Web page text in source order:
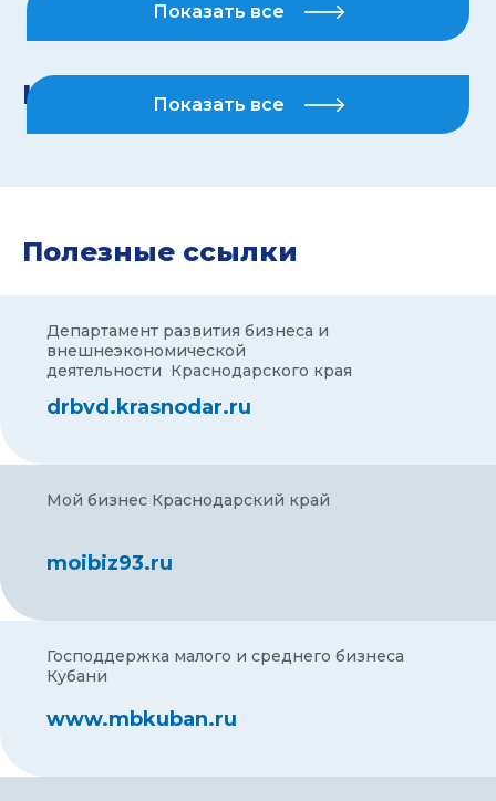
Показать все
Национальные проекты
Показать все
Полезные ссылки
Департамент развития бизнеса и
внешнеэкономической
деятельности Краснодарского края
drbvd.krasnodar.ru
Мой бизнес Краснодарский край
moibiz93.ru
Господдержка малого и среднего бизнеса
Кубани
www.mbkuban.ru